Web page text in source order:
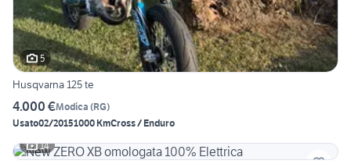
5
Husqvarna 125 te
4.000 €Modica (RG)
Usato02/20151000 KmCross / Enduro
14